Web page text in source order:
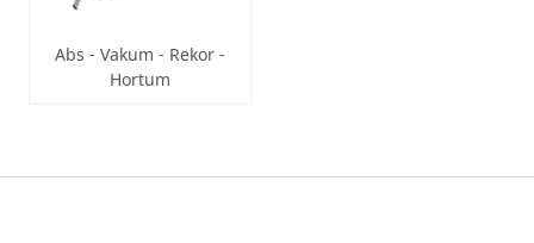
Abs - Vakum - Rekor -
Hortum